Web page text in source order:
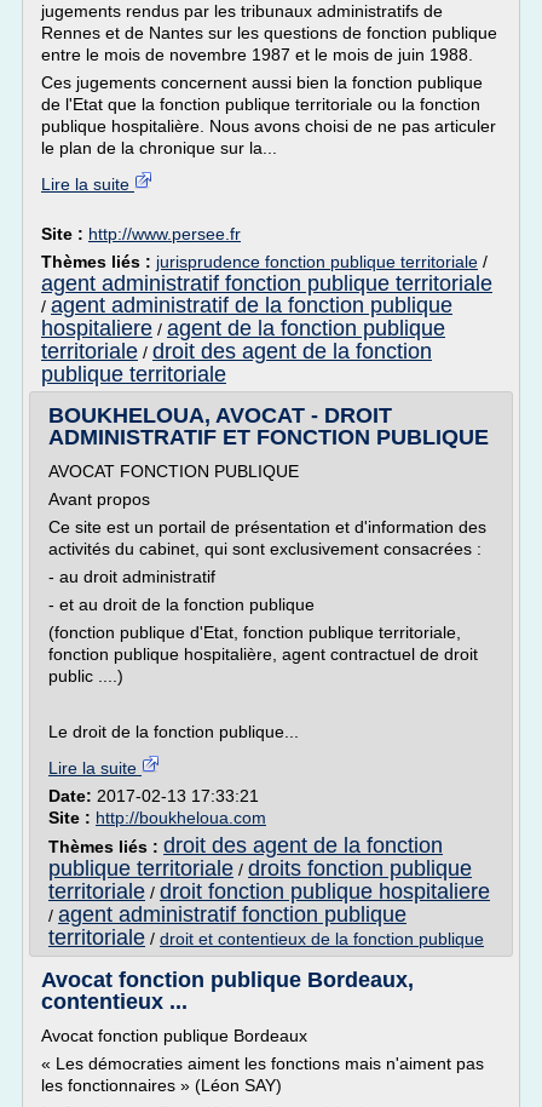
jugements rendus par les tribunaux administratifs de
Rennes et de Nantes sur les questions de fonction publique
entre le mois de novembre 1987 et le mois de juin 1988.
Ces jugements concernent aussi bien la fonction publique
de l'Etat que la fonction publique territoriale ou la fonction
publique hospitalière. Nous avons choisi de ne pas articuler
le plan de la chronique sur la...
Lire la suite
Site : http://www.persee.fr
Thèmes liés : jurisprudence fonction publique territoriale /
agent administratif fonction publique territoriale
/ agent administratif de la fonction publique
hospitaliere / agent de la fonction publique
territoriale / droit des agent de la fonction
publique territoriale
BOUKHELOUA, AVOCAT - DROIT
ADMINISTRATIF ET FONCTION PUBLIQUE
AVOCAT FONCTION PUBLIQUE
Avant propos
Ce site est un portail de présentation et d'information des
activités du cabinet, qui sont exclusivement consacrées :
- au droit administratif
- et au droit de la fonction publique
(fonction publique d'Etat, fonction publique territoriale,
fonction publique hospitalière, agent contractuel de droit
public ....)
Le droit de la fonction publique...
Lire la suite
Date: 2017-02-13 17:33:21
Site : http://boukheloua.com
Thèmes liés : droit des agent de la fonction
publique territoriale / droits fonction publique
territoriale / droit fonction publique hospitaliere
/ agent administratif fonction publique
territoriale / droit et contentieux de la fonction publique
Avocat fonction publique Bordeaux,
contentieux ...
Avocat fonction publique Bordeaux
« Les démocraties aiment les fonctions mais n'aiment pas
les fonctionnaires » (Léon SAY)